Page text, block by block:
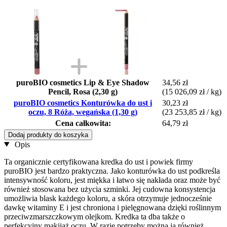
puroBIO cosmetics Lip & Eye Shadow
Pencil, Rosa (2,30 g)
34,56 zł
(15 026,09 zł / kg)
puroBIO cosmetics Konturówka do ust i
oczu, 8 Róża, wegańska (1,30 g)
30,23 zł
(23 253,85 zł / kg)
Cena całkowita:
64,79 zł
Dodaj produkty do koszyka
Opis
Ta organicznie certyfikowana kredka do ust i powiek firmy
puroBIO jest bardzo praktyczna. Jako konturówka do ust podkreśla
intensywność koloru, jest miękka i łatwo się nakłada oraz może być
również stosowana bez użycia szminki. Jej cudowna konsystencja
umożliwia blask każdego koloru, a skóra otrzymuje jednocześnie
dawkę witaminy E i jest chroniona i pielęgnowana dzięki roślinnym
przeciwzmarszczkowym olejkom. Kredka ta dba także o